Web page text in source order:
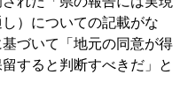
）についての記載がな
づいて「地元の同意が得
すると判断すべきだ」と